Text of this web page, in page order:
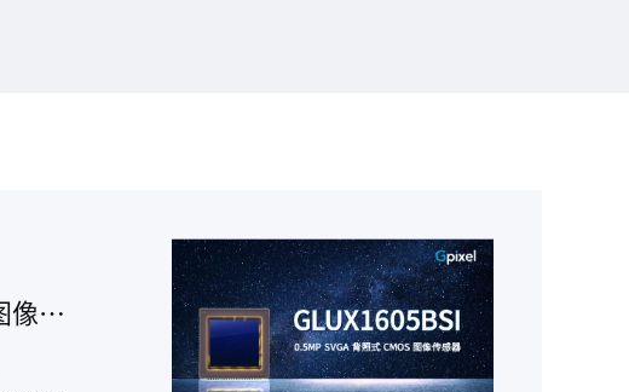
长光辰芯推出GLUX系列全新产品16 μm像素、亚电子噪声、超微光SVGA图像传感器